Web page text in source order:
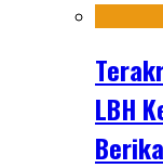
LBH